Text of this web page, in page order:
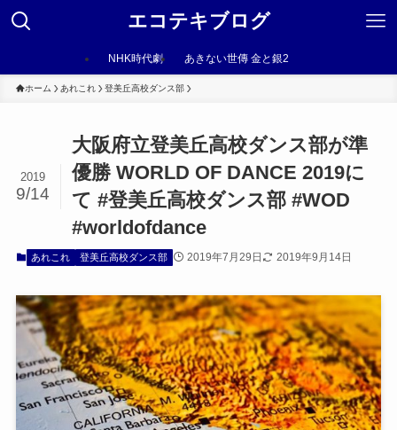
エコテキブログ
NHK時代劇 あきない世傳 金と銀2
ホーム あれこれ 登美丘高校ダンス部
大阪府立登美丘高校ダンス部が準
優勝 WORLD OF DANCE 2019に
て #登美丘高校ダンス部 #WOD
#worldofdance
2019
9/14
あれこれ 登美丘高校ダンス部 2019年7月29日 2019年9月14日